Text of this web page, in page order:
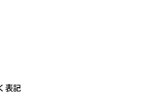
表記